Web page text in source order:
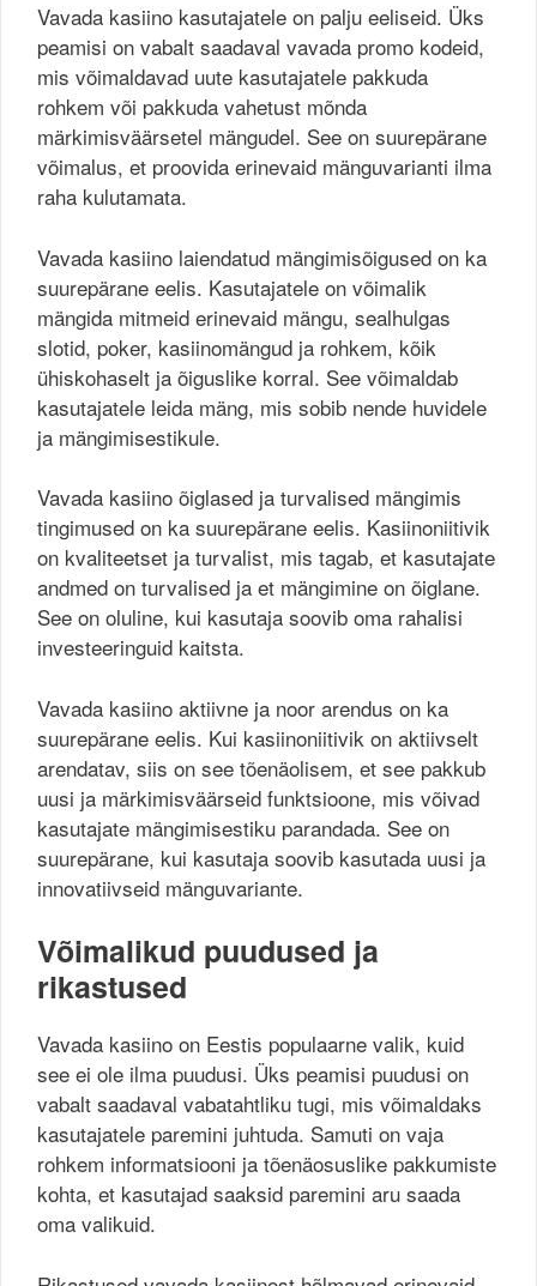
Vavada kasiino kasutajatele on palju eeliseid. Üks
peamisi on vabalt saadaval vavada promo kodeid,
mis võimaldavad uute kasutajatele pakkuda
rohkem või pakkuda vahetust mõnda
märkimisväärsetel mängudel. See on suurepärane
võimalus, et proovida erinevaid mänguvarianti ilma
raha kulutamata.
Vavada kasiino laiendatud mängimisõigused on ka
suurepärane eelis. Kasutajatele on võimalik
mängida mitmeid erinevaid mängu, sealhulgas
slotid, poker, kasiinomängud ja rohkem, kõik
ühiskohaselt ja õiguslike korral. See võimaldab
kasutajatele leida mäng, mis sobib nende huvidele
ja mängimisestikule.
Vavada kasiino õiglased ja turvalised mängimis
tingimused on ka suurepärane eelis. Kasiinoniitivik
on kvaliteetset ja turvalist, mis tagab, et kasutajate
andmed on turvalised ja et mängimine on õiglane.
See on oluline, kui kasutaja soovib oma rahalisi
investeeringuid kaitsta.
Vavada kasiino aktiivne ja noor arendus on ka
suurepärane eelis. Kui kasiinoniitivik on aktiivselt
arendatav, siis on see tõenäolisem, et see pakkub
uusi ja märkimisväärseid funktsioone, mis võivad
kasutajate mängimisestiku parandada. See on
suurepärane, kui kasutaja soovib kasutada uusi ja
innovatiivseid mänguvariante.
Võimalikud puudused ja
rikastused
Vavada kasiino on Eestis populaarne valik, kuid
see ei ole ilma puudusi. Üks peamisi puudusi on
vabalt saadaval vabatahtliku tugi, mis võimaldaks
kasutajatele paremini juhtuda. Samuti on vaja
rohkem informatsiooni ja tõenäosuslike pakkumiste
kohta, et kasutajad saaksid paremini aru saada
oma valikuid.